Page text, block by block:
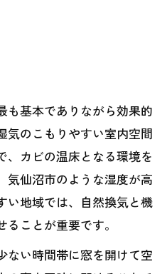
も基本でありながら効果的
気のこもりやすい室内空間
、カビの温床となる環境を
気仙沼市のような湿度が高
い地域では、自然換気と機
ことが重要です。
ない時間帯に窓を開けて空